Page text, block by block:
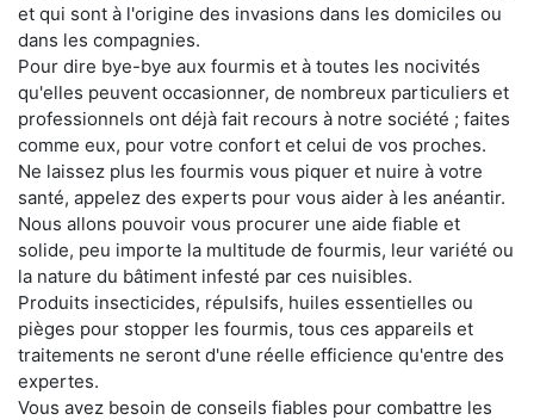
et qui sont à l'origine des invasions dans les domiciles ou
dans les compagnies.
Pour dire bye-bye aux fourmis et à toutes les nocivités
qu'elles peuvent occasionner, de nombreux particuliers et
professionnels ont déjà fait recours à notre société ; faites
comme eux, pour votre confort et celui de vos proches.
Ne laissez plus les fourmis vous piquer et nuire à votre
santé, appelez des experts pour vous aider à les anéantir.
Nous allons pouvoir vous procurer une aide fiable et
solide, peu importe la multitude de fourmis, leur variété ou
la nature du bâtiment infesté par ces nuisibles.
Produits insecticides, répulsifs, huiles essentielles ou
pièges pour stopper les fourmis, tous ces appareils et
traitements ne seront d'une réelle efficience qu'entre des
expertes.
Vous avez besoin de conseils fiables pour combattre les